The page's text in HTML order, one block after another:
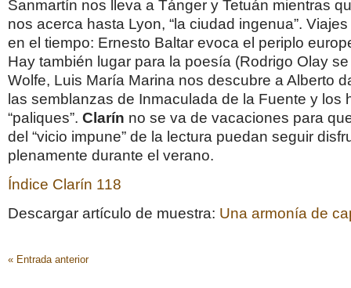
Sanmartín nos lleva a Tánger y Tetuán mientras
nos acerca hasta Lyon, “la ciudad ingenua”.
en el tiempo: Ernesto Baltar evoca el periplo
Hay también lugar para la poesía (Rodrigo Olay
Wolfe, Luis María Marina nos descubre a Alberto
las semblanzas de Inmaculada de la Fuente y los
“paliques”. Clarín no se va de vacaciones para
del “vicio impune” de la lectura puedan seguir
plenamente durante el verano.
Índice Clarín 118
Descargar artículo de muestra: Una armonía de
« Entrada anterior